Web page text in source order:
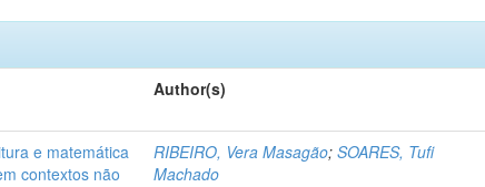
Author(s)
e matemática
contextos não
RIBEIRO, Vera Masagão; SOARES, Tufi
Machado